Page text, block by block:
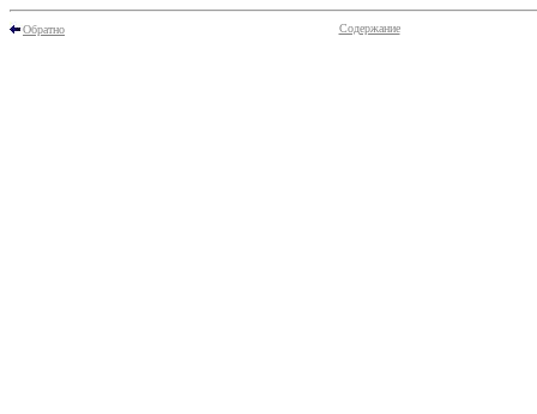
Обратно Содержание